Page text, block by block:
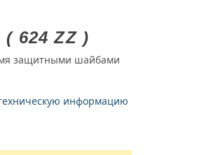
624 ZZ )
защитными шайбами
информацию